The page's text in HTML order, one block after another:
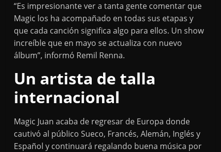
“Es impresionante ver a tanta gente comentar que
Magic los ha acompañado en todas sus etapas y
que cada canción significa algo para ellos. Un show
increíble que en mayo se actualiza con nuevo
álbum”, informó Remil Renna.
Un artista de talla
internacional
Magic Juan acaba de regresar de Europa donde
cautivó al público Sueco, Francés, Alemán, Inglés y
Español y continuará regalando buena música por